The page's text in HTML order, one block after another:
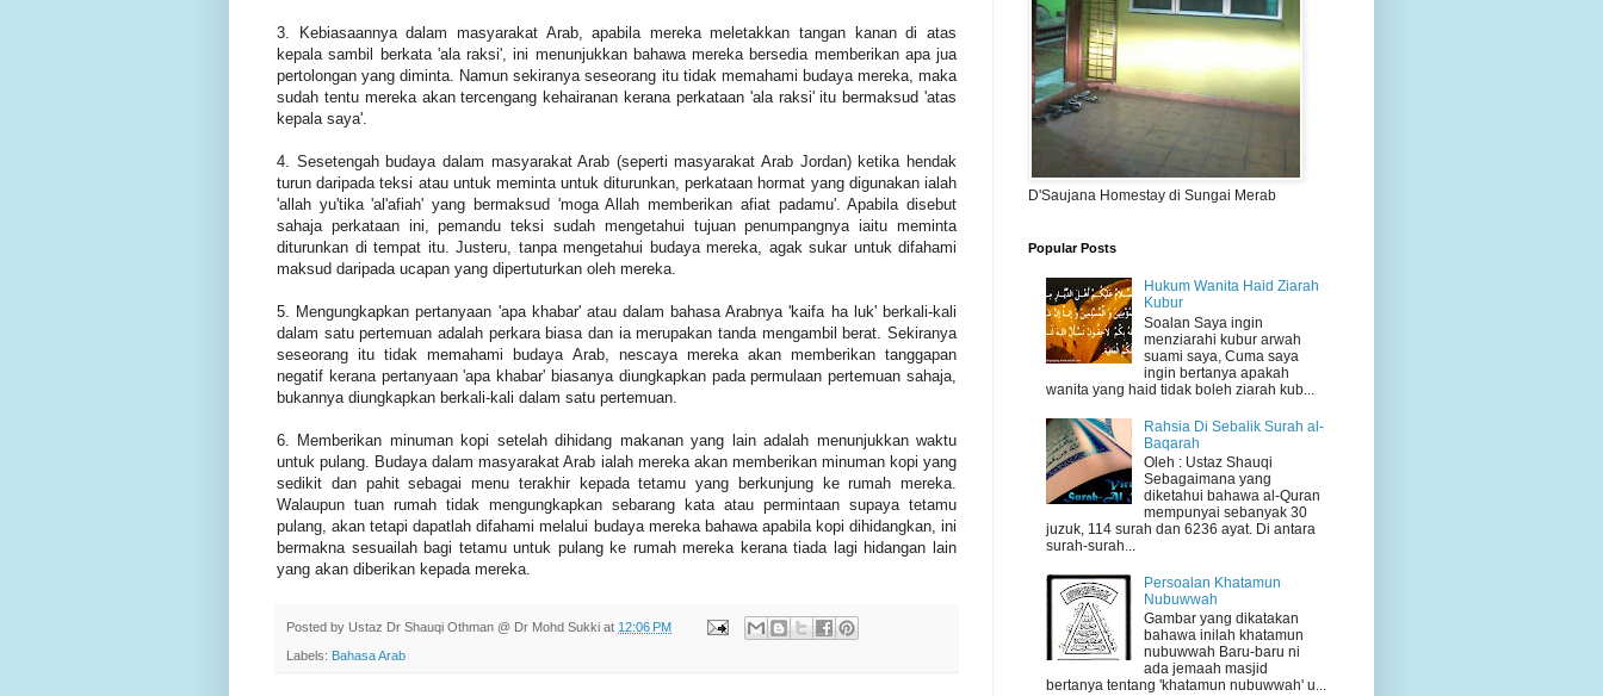
3. Kebiasaannya dalam masyarakat Arab, apabila mereka meletakkan tangan kanan di atas
kepala sambil berkata 'ala raksi', ini menunjukkan bahawa mereka bersedia memberikan apa jua
pertolongan yang diminta. Namun sekiranya seseorang itu tidak memahami budaya mereka, maka
sudah tentu mereka akan tercengang kehairanan kerana perkataan 'ala raksi' itu bermaksud 'atas
kepala saya'.
4. Sesetengah budaya dalam masyarakat Arab (seperti masyarakat Arab Jordan) ketika hendak
turun daripada teksi atau untuk meminta untuk diturunkan, perkataan hormat yang digunakan ialah
'allah yu'tika 'al'afiah' yang bermaksud 'moga Allah memberikan afiat padamu'. Apabila disebut
sahaja perkataan ini, pemandu teksi sudah mengetahui tujuan penumpangnya iaitu meminta
diturunkan di tempat itu. Justeru, tanpa mengetahui budaya mereka, agak sukar untuk difahami
maksud daripada ucapan yang dipertuturkan oleh mereka.
5. Mengungkapkan pertanyaan 'apa khabar' atau dalam bahasa Arabnya 'kaifa ha luk' berkali-kali
dalam satu pertemuan adalah perkara biasa dan ia merupakan tanda mengambil berat. Sekiranya
seseorang itu tidak memahami budaya Arab, nescaya mereka akan memberikan tanggapan
negatif kerana pertanyaan 'apa khabar' biasanya diungkapkan pada permulaan pertemuan sahaja,
bukannya diungkapkan berkali-kali dalam satu pertemuan.
6. Memberikan minuman kopi setelah dihidang makanan yang lain adalah menunjukkan waktu
untuk pulang. Budaya dalam masyarakat Arab ialah mereka akan memberikan minuman kopi yang
sedikit dan pahit sebagai menu terakhir kepada tetamu yang berkunjung ke rumah mereka.
Walaupun tuan rumah tidak mengungkapkan sebarang kata atau permintaan supaya tetamu
pulang, akan tetapi dapatlah difahami melalui budaya mereka bahawa apabila kopi dihidangkan, ini
bermakna sesuailah bagi tetamu untuk pulang ke rumah mereka kerana tiada lagi hidangan lain
yang akan diberikan kepada mereka.
Posted by Ustaz Dr Shauqi Othman @ Dr Mohd Sukki at 12:06 PM
Labels: Bahasa Arab
D'Saujana Homestay di Sungai Merab
Popular Posts
Hukum Wanita Haid Ziarah
Kubur
Soalan Saya ingin
menziarahi kubur arwah
suami saya, Cuma saya
ingin bertanya apakah
wanita yang haid tidak boleh ziarah kub...
Rahsia Di Sebalik Surah al-
Baqarah
Oleh : Ustaz Shauqi
Sebagaimana yang
diketahui bahawa al-Quran
mempunyai sebanyak 30
juzuk, 114 surah dan 6236 ayat. Di antara
surah-surah...
Persoalan Khatamun
Nubuwwah
Gambar yang dikatakan
bahawa inilah khatamun
nubuwwah Baru-baru ni
ada jemaah masjid
bertanya tentang 'khatamun nubuwwah' u...